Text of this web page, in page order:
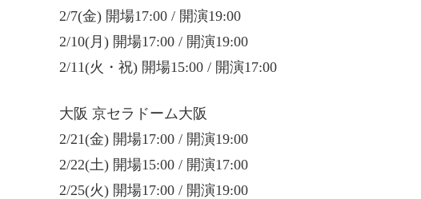
2/7(金) 開場17:00 / 開演19:00
2/10(月) 開場17:00 / 開演19:00
2/11(火・祝) 開場15:00 / 開演17:00
大阪 京セラドーム大阪
2/21(金) 開場17:00 / 開演19:00
2/22(土) 開場15:00 / 開演17:00
2/25(火) 開場17:00 / 開演19:00